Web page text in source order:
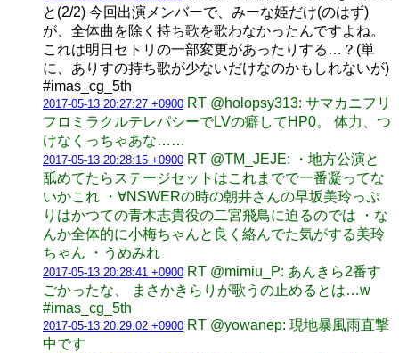
と(2/2) 今回出演メンバーで、みーな姫だけ(のはず)
が、全体曲を除く持ち歌を歌わなかったんですよね。
これは明日セトリの一部変更があったりする…？(単
に、ありすの持ち歌が少ないだけなのかもしれないが)
#imas_cg_5th
2017-05-13 20:27:27 +0900 RT @holopsy313: サマカニフリ
フロミラクルテレパシーでLVの癖してHP0。 体力、つ
けなくっちゃあな……
2017-05-13 20:28:15 +0900 RT @TM_JEJE: ・地方公演と
舐めてたらステージセットはこれまでで一番凝ってな
いかこれ ・∀NSWERの時の朝井さんの早坂美玲っぷ
りはかつての青木志貴役の二宮飛鳥に迫るのでは ・な
んか全体的に小梅ちゃんと良く絡んでた気がする美玲
ちゃん ・うめみれ
2017-05-13 20:28:41 +0900 RT @mimiu_P: あんきら2番す
ごかったな、 まさかきらりが歌うの止めるとは…w
#imas_cg_5th
2017-05-13 20:29:02 +0900 RT @yowanep: 現地暴風雨直撃
中です